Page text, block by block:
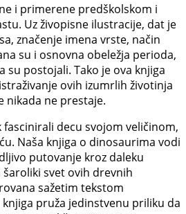
i primerene predškolskom i
Uz živopisne ilustracije, dat je
značenje imena vrste, način
su i osnovna obeležja perioda,
su postojali. Tako je ova knjiga
ovih izumrlih životinja
nikada ne prestaje.
decu svojom veličinom,
Naša knjiga o dinosaurima vodi
putovanje kroz daleku
svet ovih drevnih
sažetim tekstom
pruža jedinstvenu priliku da